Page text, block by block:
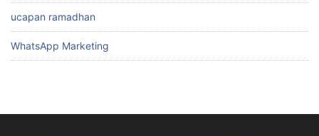
ucapan ramadhan
WhatsApp Marketing